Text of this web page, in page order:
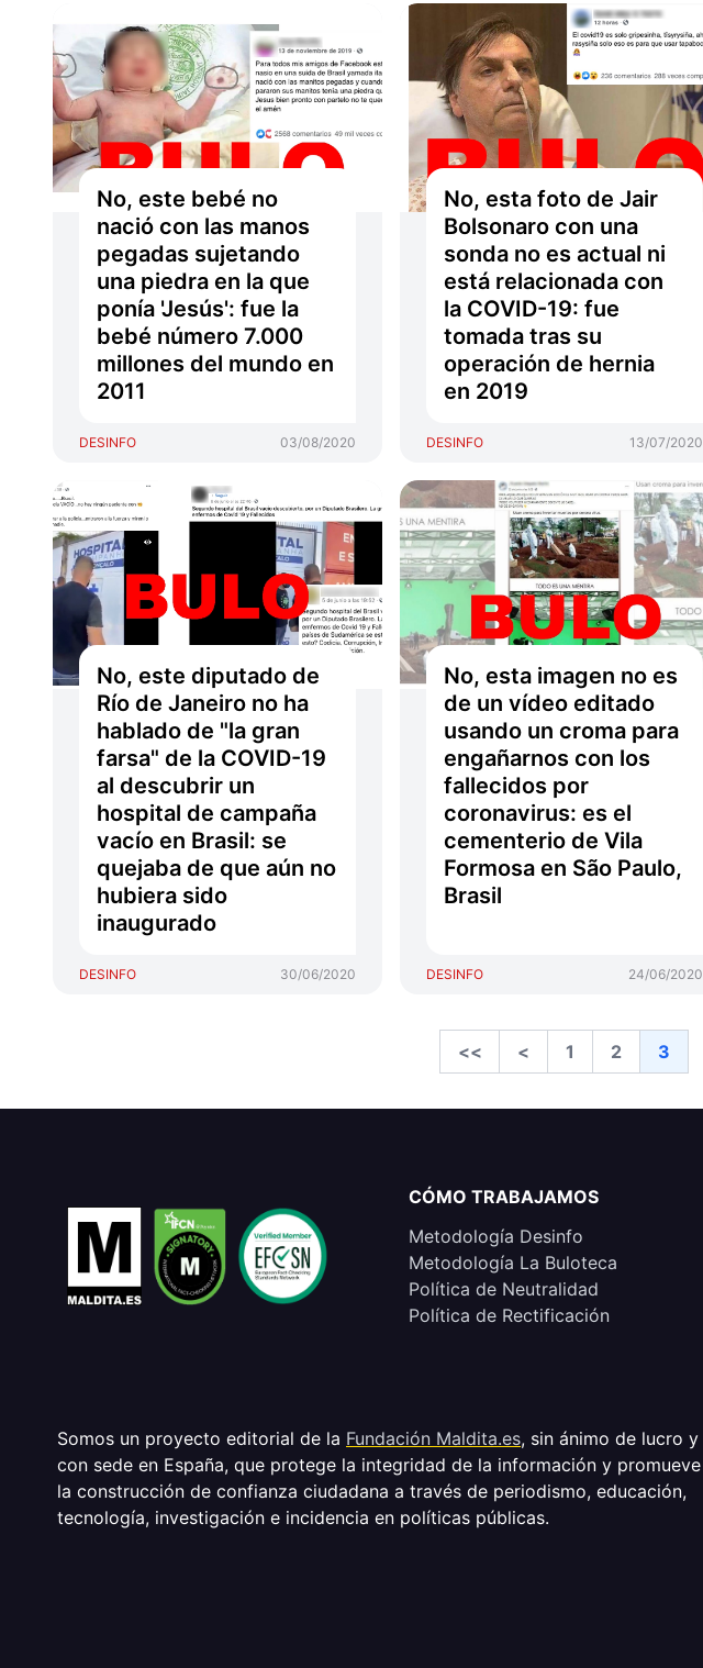
No, este bebé no
nació con las manos
pegadas sujetando
una piedra en la que
ponía 'Jesús': fue la
bebé número 7.000
millones del mundo en
2011
DESINFO 03/08/2020
No, esta foto de Jair
Bolsonaro con una
sonda no es actual ni
está relacionada con
la COVID-19: fue
tomada tras su
operación de hernia
en 2019
DESINFO 13/07/2020
No, este diputado de
Río de Janeiro no ha
hablado de "la gran
farsa" de la COVID-19
al descubrir un
hospital de campaña
vacío en Brasil: se
quejaba de que aún no
hubiera sido
inaugurado
DESINFO 30/06/2020
No, esta imagen no es
de un vídeo editado
usando un croma para
engañarnos con los
fallecidos por
coronavirus: es el
cementerio de Vila
Formosa en São Paulo,
Brasil
DESINFO 24/06/2020
<< < 1 2 3
CÓMO TRABAJAMOS
Metodología Desinfo
Metodología La Buloteca
Política de Neutralidad
Política de Rectificación
Somos un proyecto editorial de la Fundación Maldita.es, sin ánimo de lucro y
con sede en España, que protege la integridad de la información y promueve
la construcción de confianza ciudadana a través de periodismo, educación,
tecnología, investigación e incidencia en políticas públicas.